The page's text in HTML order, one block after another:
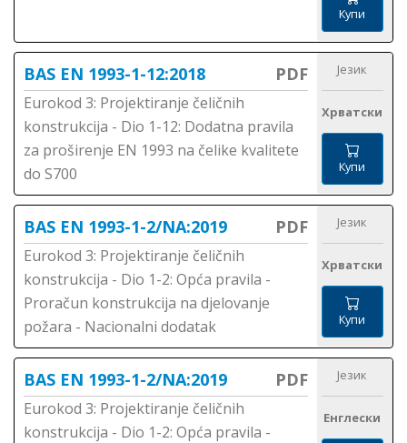
Купи
BAS EN 1993-1-12:2018 PDF
Eurokod 3: Projektiranje čeličnih
konstrukcija - Dio 1-12: Dodatna pravila
za proširenje EN 1993 na čelike kvalitete
do S700
Језик
Хрватски
Купи
BAS EN 1993-1-2/NA:2019 PDF
Eurokod 3: Projektiranje čeličnih
konstrukcija - Dio 1-2: Opća pravila -
Proračun konstrukcija na djelovanje
požara - Nacionalni dodatak
Језик
Хрватски
Купи
BAS EN 1993-1-2/NA:2019 PDF
Eurokod 3: Projektiranje čeličnih
konstrukcija - Dio 1-2: Opća pravila -
Језик
Енглески